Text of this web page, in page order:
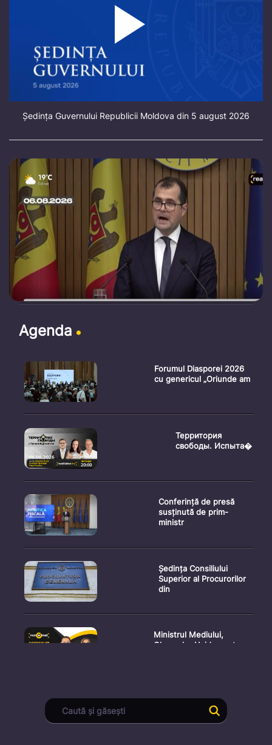
Ședința Guvernului Republicii Moldova din 5 august 2026
Agenda
Forumul Diasporei 2026
cu genericul „Oriunde am
Территория
свободы. Испыта�
Conferință de presă
susținută de prim-
ministr
Ședința Consiliului
Superior al Procurorilor
din
Ministrul Mediului,
Gheorghe Hajder, este
Consultări publice privind
proiectul de lege pent